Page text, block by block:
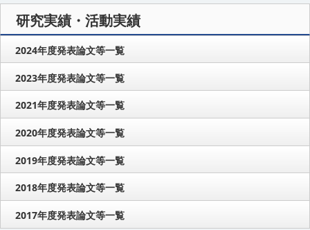
研究実績・活動実績
2024年度発表論文等一覧
2023年度発表論文等一覧
2021年度発表論文等一覧
2020年度発表論文等一覧
2019年度発表論文等一覧
2018年度発表論文等一覧
2017年度発表論文等一覧